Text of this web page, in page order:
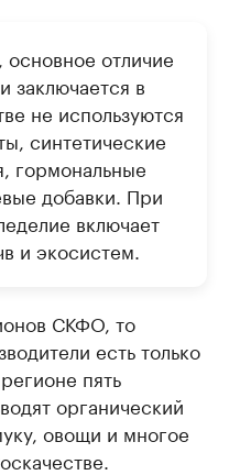
отличие
заключается в
не используются
синтетические
гормональные
добавки. При
включает
и экосистем.
СКФО, то
есть только
пять
органический
овощи и многое